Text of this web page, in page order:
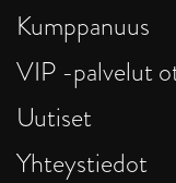
Kumppanuus
VIP -palvelut
Uutiset
Yhteystiedot